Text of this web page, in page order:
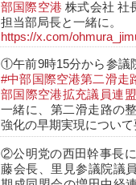
部国際空港 株式会社 社
担当部局長と一緒に。
https://x.com/
①午前9時15分から参議
#中部国際空港第二滑走
部国際空港拡充議員連盟
一緒に、第二滑走路の
強化の早期実現について
②公明党の西田幹事長
藤会長、里見参議院議